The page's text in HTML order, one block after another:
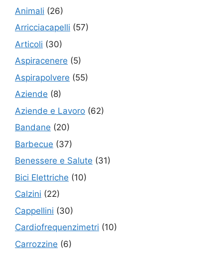
Animali (26)
Arricciacapelli (57)
Articoli (30)
Aspiracenere (5)
Aspirapolvere (55)
Aziende (8)
Aziende e Lavoro (62)
Bandane (20)
Barbecue (37)
Benessere e Salute (31)
Bici Elettriche (10)
Calzini (22)
Cappellini (30)
Cardiofrequenzimetri (10)
Carrozzine (6)